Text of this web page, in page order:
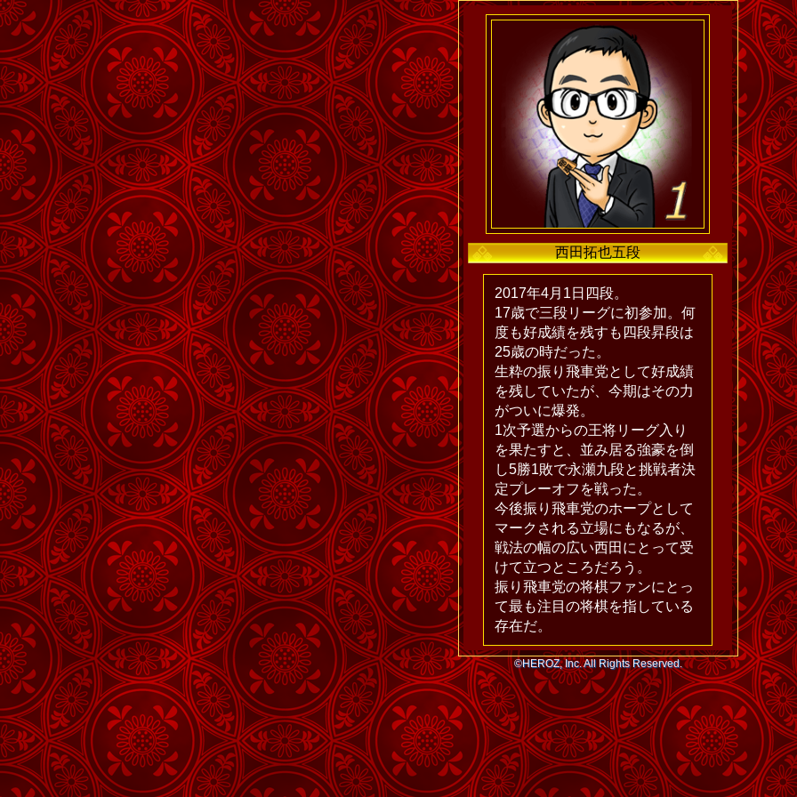
西田拓也五段
2017年4月1日四段。
17歳で三段リーグに初参加。何
度も好成績を残すも四段昇段は
25歳の時だった。
生粋の振り飛車党として好成績
を残していたが、今期はその力
がついに爆発。
1次予選からの王将リーグ入り
を果たすと、並み居る強豪を倒
し5勝1敗で永瀬九段と挑戦者決
定プレーオフを戦った。
今後振り飛車党のホープとして
マークされる立場にもなるが、
戦法の幅の広い西田にとって受
けて立つところだろう。
振り飛車党の将棋ファンにとっ
て最も注目の将棋を指している
存在だ。
©HEROZ, Inc. All Rights Reserved.